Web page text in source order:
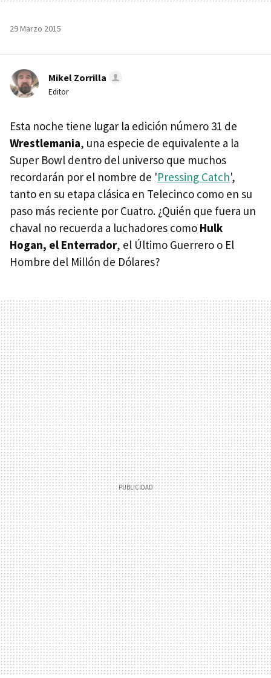
29 Marzo 2015
Mikel Zorrilla
Editor
Esta noche tiene lugar la edición número 31 de
Wrestlemania, una especie de equivalente a la
Super Bowl dentro del universo que muchos
recordarán por el nombre de 'Pressing Catch',
tanto en su etapa clásica en Telecinco como en su
paso más reciente por Cuatro. ¿Quién que fuera un
chaval no recuerda a luchadores como Hulk
Hogan, el Enterrador, el Último Guerrero o El
Hombre del Millón de Dólares?